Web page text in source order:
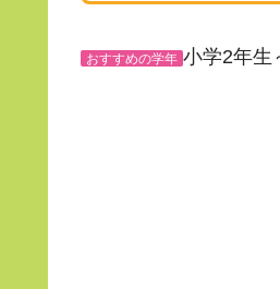
おすすめの学年 小学2年生